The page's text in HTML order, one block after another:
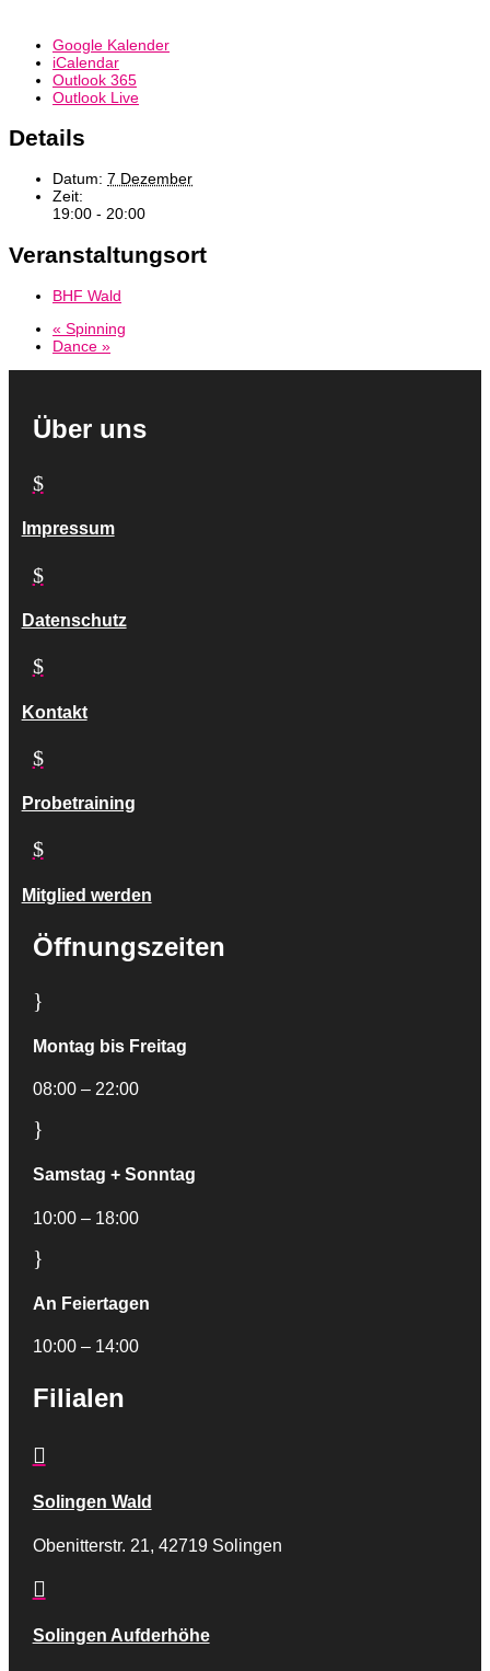
Google Kalender
iCalendar
Outlook 365
Outlook Live
Details
Datum: 7 Dezember
Zeit:
19:00 - 20:00
Veranstaltungsort
BHF Wald
« Spinning
Dance »
Über uns
$
Impressum
$
Datenschutz
$
Kontakt
$
Probetraining
$
Mitglied werden
Öffnungszeiten
}
Montag bis Freitag
08:00 – 22:00
}
Samstag + Sonntag
10:00 – 18:00
}
An Feiertagen
10:00 – 14:00
Filialen

Solingen Wald
Obenitterstr. 21, 42719 Solingen

Solingen Aufderhöhe